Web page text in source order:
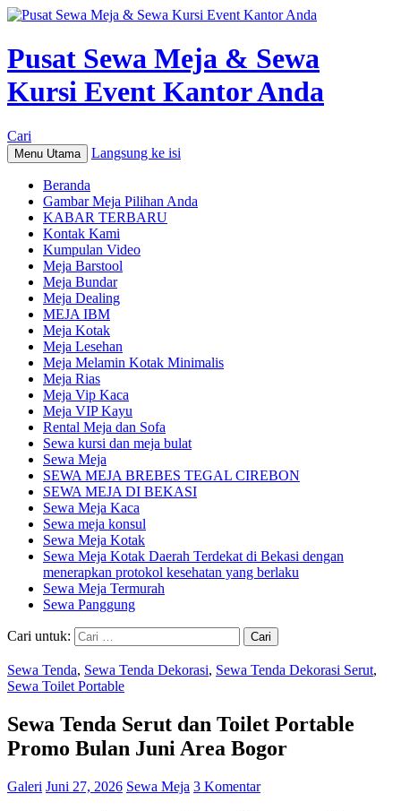
Pusat Sewa Meja & Sewa
Kursi Event Kantor Anda
Cari
Menu Utama Langsung ke isi
Beranda
Gambar Meja Pilihan Anda
KABAR TERBARU
Kontak Kami
Kumpulan Video
Meja Barstool
Meja Bundar
Meja Dealing
MEJA IBM
Meja Kotak
Meja Lesehan
Meja Melamin Kotak Minimalis
Meja Rias
Meja Vip Kaca
Meja VIP Kayu
Rental Meja dan Sofa
Sewa kursi dan meja bulat
Sewa Meja
SEWA MEJA BREBES TEGAL CIREBON
SEWA MEJA DI BEKASI
Sewa Meja Kaca
Sewa meja konsul
Sewa Meja Kotak
Sewa Meja Kotak Daerah Terdekat di Bekasi dengan
menerapkan protokol kesehatan yang berlaku
Sewa Meja Termurah
Sewa Panggung
Cari untuk:
Sewa Tenda, Sewa Tenda Dekorasi, Sewa Tenda Dekorasi Serut,
Sewa Toilet Portable
Sewa Tenda Serut dan Toilet Portable
Promo Bulan Juni Area Bogor
Galeri Juni 27, 2026 Sewa Meja 3 Komentar